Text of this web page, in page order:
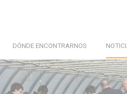
DÓNDE ENCONTRARNOS